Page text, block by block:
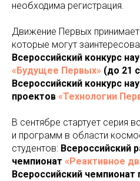
необходима регистрация.
Движение Первых принимает
которые могут
Всероссийский конкурс
«Будущее Первых» (до 21
Всероссийский конкурс
проектов «Технологии
В сентябре стартует серия
и программ в области
студентов: Всероссийский
чемпионат «Реактивное
Всероссийский чемпионат